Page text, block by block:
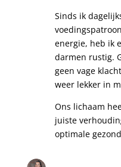
Sinds ik
energie, heb ik
darmen rustig.
geen vage
weer lekker in
Ons lichaam
juiste
optimale